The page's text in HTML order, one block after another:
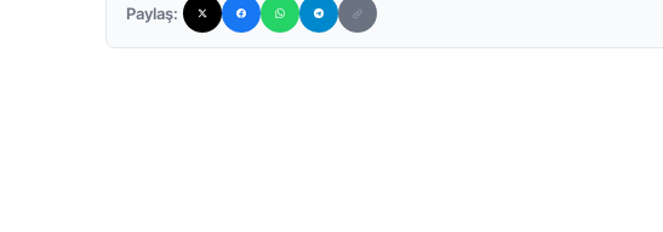
Paylaş: